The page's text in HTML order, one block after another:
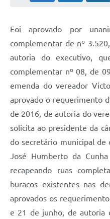
Foi aprovado por
complementar de nº
autoria do executivo,
complementar nº 08, de
emenda do vereador
aprovado o requerimento
de 2016, de autoria do
solicita ao presidente da
do secretário municipal
José Humberto da
recapeando ruas
buracos existentes nas
aprovados os
e 21 de junho, de autoria